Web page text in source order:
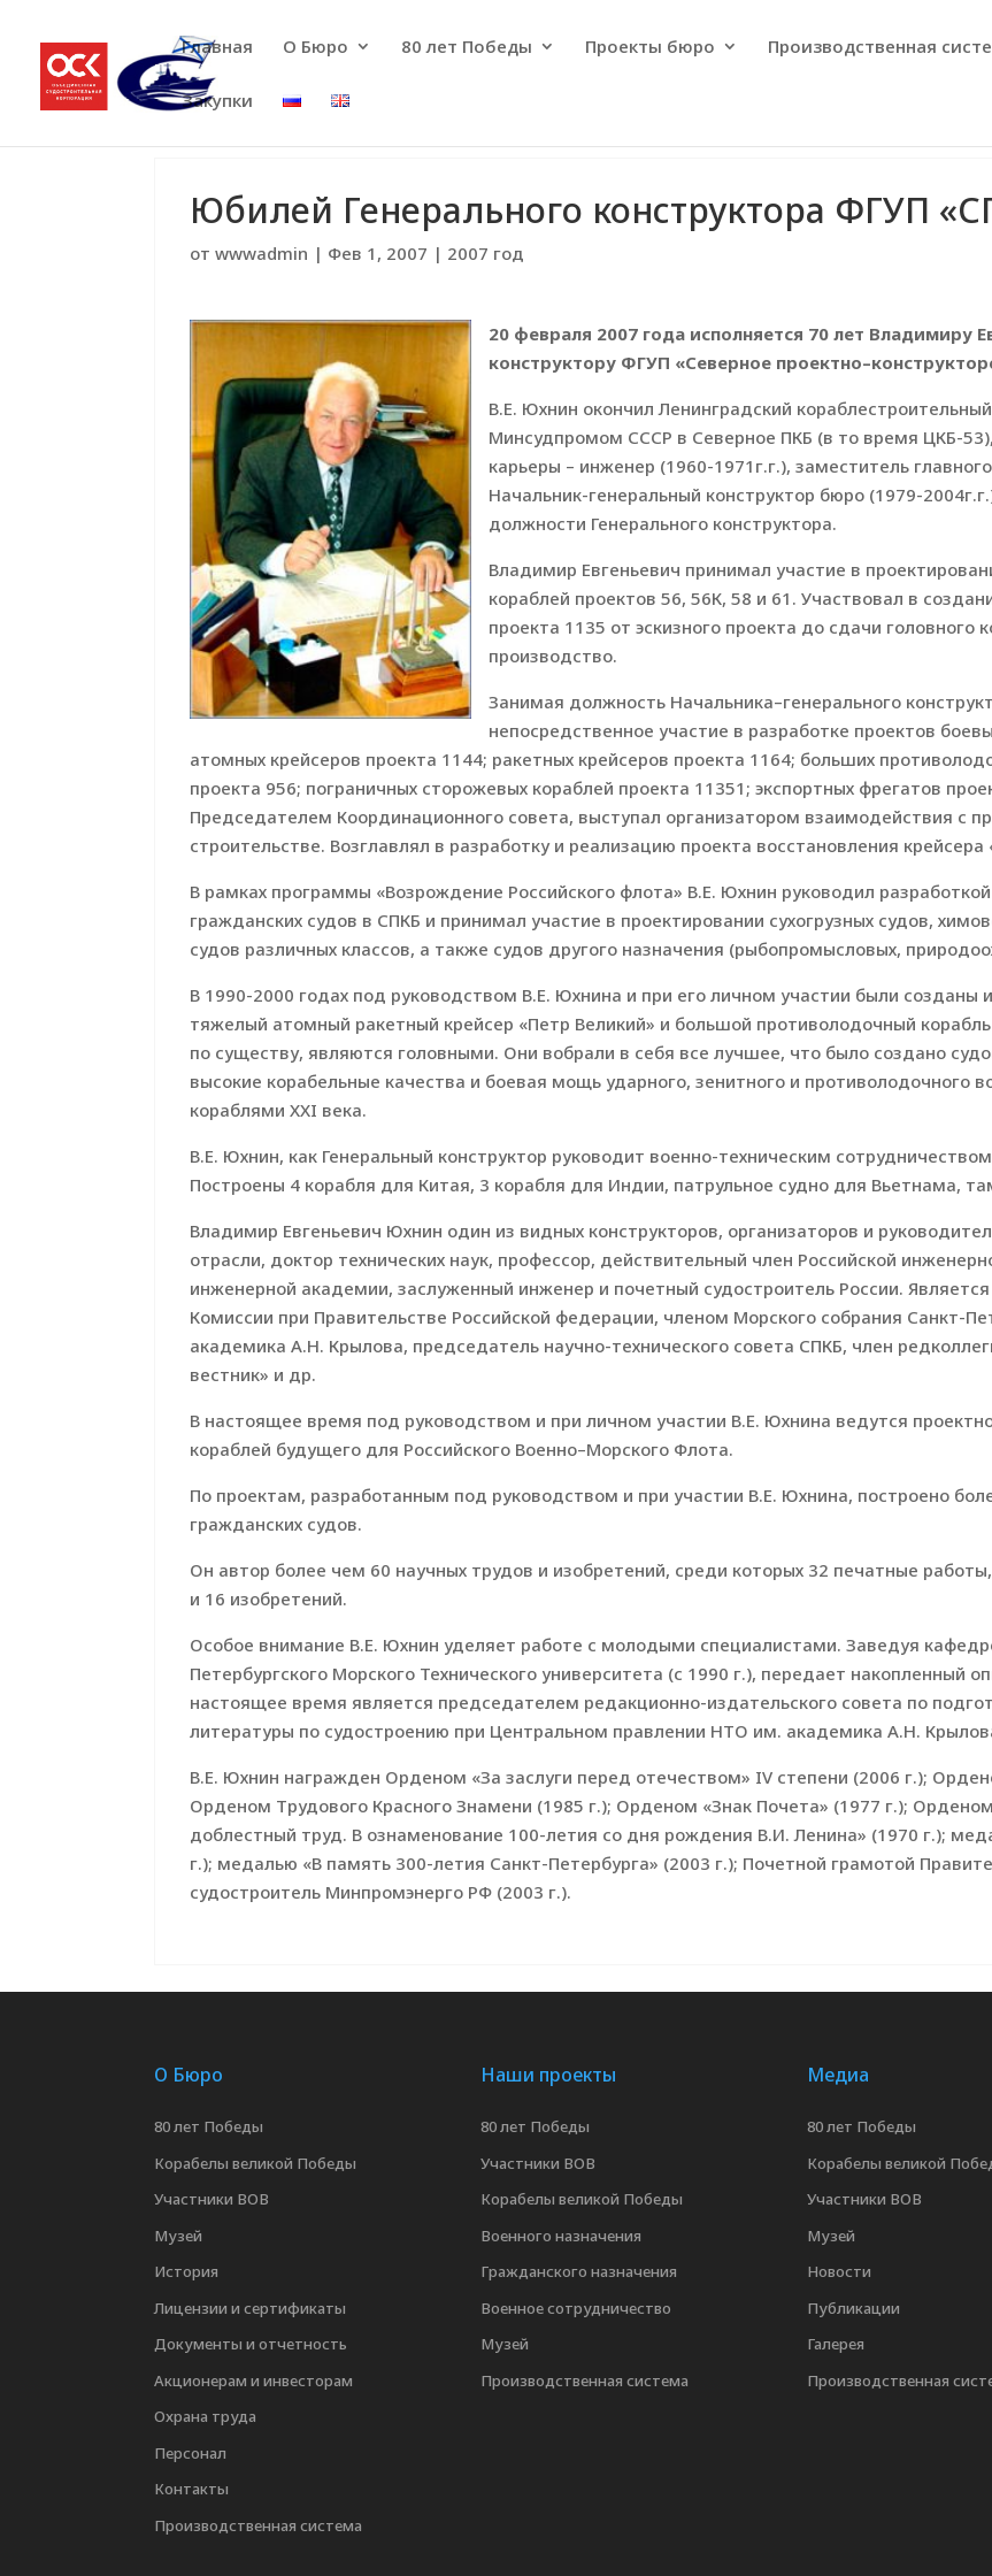
Главная О Бюро 80 лет Победы Проекты бюро Производственная
Закупки
Юбилей Генерального конструктора ФГУП
отwwwadmin | Фев 1, 2007 | 2007 год
20 февраля 2007 года исполняется 70 лет Владимиру
конструктору ФГУП «Северное
В.Е. Юхнин окончил Ленинградский
Минсудпромом СССР в Северное ПКБ (в то время ЦКБ-
карьеры – инженер (1960-1971г.г.), заместитель
Начальник-генеральный конструктор бюро (1979-
должности Генерального конструктора.
Владимир Евгеньевич принимал участие в
кораблей проектов 56, 56К, 58 и 61. Участвовал в
проекта 1135 от эскизного проекта до сдачи головного
производство.
Занимая должность Начальника–генерального
непосредственное участие в разработке проектов
атомных крейсеров проекта 1144; ракетных крейсеров проекта 1164; больших
проекта 956; пограничных сторожевых кораблей проекта 11351; экспортных фрегатов
Председателем Координационного совета, выступал организатором взаимодействия с
строительстве. Возглавлял в разработку и реализацию проекта восстановления крейсера
В рамках программы «Возрождение Российского флота» В.Е. Юхнин руководил
гражданских судов в СПКБ и принимал участие в проектировании сухогрузных судов,
судов различных классов, а также судов другого назначения (рыбопромысловых,
В 1990-2000 годах под руководством В.Е. Юхнина и при его личном участии были
тяжелый атомный ракетный крейсер «Петр Великий» и большой противолодочный
по существу, являются головными. Они вобрали в себя все лучшее, что было создано
высокие корабельные качества и боевая мощь ударного, зенитного и противолодочного
кораблями XXI века.
В.Е. Юхнин, как Генеральный конструктор руководит военно-техническим
Построены 4 корабля для Китая, 3 корабля для Индии, патрульное судно для Вьетнама,
Владимир Евгеньевич Юхнин один из видных конструкторов, организаторов и
отрасли, доктор технических наук, профессор, действительный член Российской
инженерной академии, заслуженный инженер и почетный судостроитель России.
Комиссии при Правительстве Российской федерации, членом Морского собрания Санкт-
академика А.Н. Крылова, председатель научно-технического совета СПКБ, член
вестник» и др.
В настоящее время под руководством и при личном участии В.Е. Юхнина ведутся
кораблей будущего для Российского Военно–Морского Флота.
По проектам, разработанным под руководством и при участии В.Е. Юхнина, построено
гражданских судов.
Он автор более чем 60 научных трудов и изобретений, среди которых 32 печатные
и 16 изобретений.
Особое внимание В.Е. Юхнин уделяет работе с молодыми специалистами. Заведуя
Петербургского Морского Технического университета (с 1990 г.), передает накопленный
настоящее время является председателем редакционно-издательского совета по
литературы по судостроению при Центральном правлении НТО им. академика А.Н.
В.Е. Юхнин награжден Орденом «За заслуги перед отечеством» IV степени (2006 г.);
Орденом Трудового Красного Знамени (1985 г.); Орденом «Знак Почета» (1977 г.);
доблестный труд. В ознаменование 100-летия со дня рождения В.И. Ленина» (1970 г.);
г.); медалью «В память 300-летия Санкт-Петербурга» (2003 г.); Почетной грамотой
судостроитель Минпромэнерго РФ (2003 г.).
О Бюро
80 лет Победы
Корабелы великой Победы
Участники ВОВ
Музей
История
Лицензии и сертификаты
Документы и отчетность
Акционерам и инвесторам
Охрана труда
Персонал
Контакты
Производственная система
Наши проекты
80 лет Победы
Участники ВОВ
Корабелы великой Победы
Военного назначения
Гражданского назначения
Военное сотрудничество
Музей
Производственная система
Медиа
80 лет Победы
Корабелы великой
Участники ВОВ
Музей
Новости
Публикации
Галерея
Производственная